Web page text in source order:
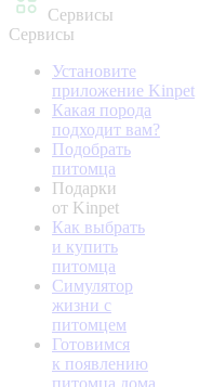
Сервисы
Сервисы
Установите
приложение Kinpet
Какая порода
подходит вам?
Подобрать
питомца
Подарки
от Kinpet
Как выбрать
и купить
питомца
Симулятор
жизни с
питомцем
Готовимся
к появлению
питомца дома